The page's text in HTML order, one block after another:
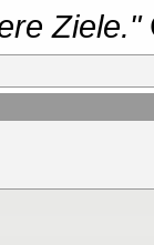
Ziele."